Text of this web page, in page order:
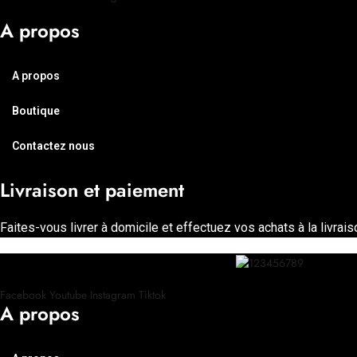
A propos
A propos
Boutique
Contactez nous
Livraison et paiement
Faites-vous livrer à domicile et effectuez vos achats à la
Facebook Youtube Instagram Tiktok
A propos